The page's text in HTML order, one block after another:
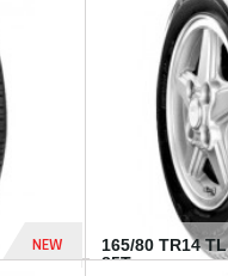
NEW
165/80 TR14 TL
85T...